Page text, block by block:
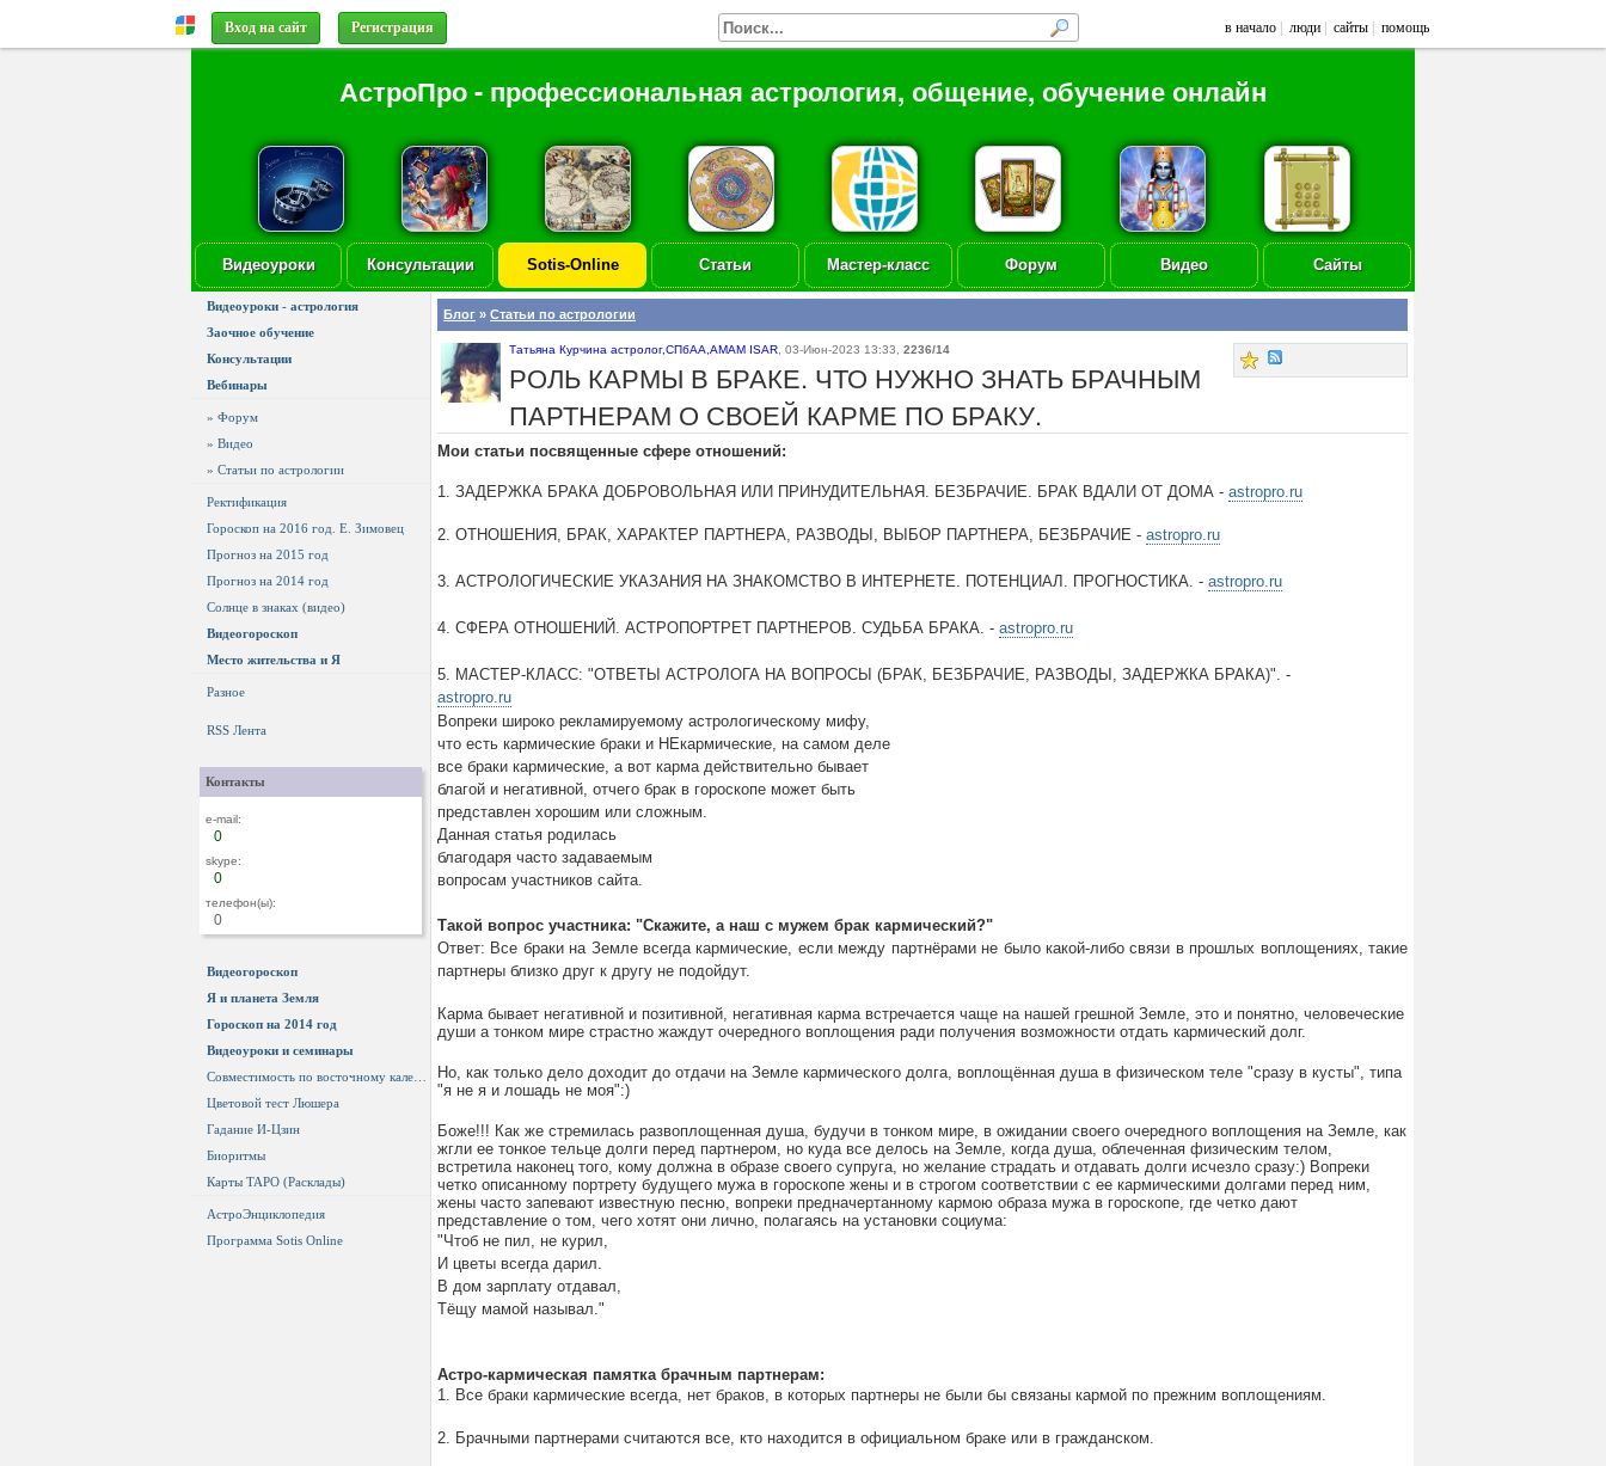
Вход на сайт Регистрация в начало люди сайты помощь
АстроПро - профессиональная астрология, общение, обучение онлайн
Видеоуроки Консультации Sotis-Online Статьи Мастер-класс Форум Видео Сайты
Видеоуроки - астрология
Заочное обучение
Консультации
Вебинары
» Форум
» Видео
» Статьи по астрологии
Ректификация
Гороскоп на 2016 год. Е. Зимовец
Прогноз на 2015 год
Прогноз на 2014 год
Солнце в знаках (видео)
Видеогороскоп
Место жительства и Я
Разное
RSS Лента
Контакты
e-mail:
0
skype:
0
телефон(ы):
0
Видеогороскоп
Я и планета Земля
Гороскоп на 2014 год
Видеоуроки и семинары
Цветовой тест Люшера
Гадание И-Цзин
Биоритмы
Карты ТАРО (Расклады)
АстроЭнциклопедия
Программа Sotis Online
Блог » Статьи по астрологии
Татьяна Курчина астролог,СПбАА,АМАМ ISAR 03-Июн-2023 13:33 2236/14
РОЛЬ КАРМЫ В БРАКЕ. ЧТО НУЖНО ЗНАТЬ БРАЧНЫМ
ПАРТНЕРАМ О СВОЕЙ КАРМЕ ПО БРАКУ.
Мои статьи посвященные сфере отношений:
1. ЗАДЕРЖКА БРАКА ДОБРОВОЛЬНАЯ ИЛИ ПРИНУДИТЕЛЬНАЯ. БЕЗБРАЧИЕ. БРАК ВДАЛИ ОТ ДОМА - astropro.ru
2. ОТНОШЕНИЯ, БРАК, ХАРАКТЕР ПАРТНЕРА, РАЗВОДЫ, ВЫБОР ПАРТНЕРА, БЕЗБРАЧИЕ - astropro.ru
3. АСТРОЛОГИЧЕСКИЕ УКАЗАНИЯ НА ЗНАКОМСТВО В ИНТЕРНЕТЕ. ПОТЕНЦИАЛ. ПРОГНОСТИКА. - astropro.ru
4. СФЕРА ОТНОШЕНИЙ. АСТРОПОРТРЕТ ПАРТНЕРОВ. СУДЬБА БРАКА. - astropro.ru
5. МАСТЕР-КЛАСС: "ОТВЕТЫ АСТРОЛОГА НА ВОПРОСЫ (БРАК, БЕЗБРАЧИЕ, РАЗВОДЫ, ЗАДЕРЖКА БРАКА)". -
astropro.ru
Вопреки широко рекламируемому астрологическому мифу,
что есть кармические браки и НЕкармические, на самом деле
все браки кармические, а вот карма действительно бывает
благой и негативной, отчего брак в гороскопе может быть
представлен хорошим или сложным.
Данная статья родилась
благодаря часто задаваемым
вопросам участников сайта.
Такой вопрос участника: "Скажите, а наш с мужем брак кармический?"
Ответ: Все браки на Земле всегда кармические, если между партнёрами не было какой-либо связи в прошлых воплощениях, такие
партнеры близко друг к другу не подойдут.
Карма бывает негативной и позитивной, негативная карма встречается чаще на нашей грешной Земле, это и понятно, человеческие
души а тонком мире страстно жаждут очередного воплощения ради получения возможности отдать кармический долг.
Но, как только дело доходит до отдачи на Земле кармического долга, воплощённая душа в физическом теле "сразу в кусты", типа
"я не я и лошадь не моя":)
Боже!!! Как же стремилась развоплощенная душа, будучи в тонком мире, в ожидании своего очередного воплощения на Земле, как
жгли ее тонкое тельце долги перед партнером, но куда все делось на Земле, когда душа, облеченная физическим телом,
встретила наконец того, кому должна в образе своего супруга, но желание страдать и отдавать долги исчезло сразу:) Вопреки
четко описанному портрету будущего мужа в гороскопе жены и в строгом соответствии с ее кармическими долгами перед ним,
жены часто запевают известную песню, вопреки предначертанному кармою образа мужа в гороскопе, где четко дают
представление о том, чего хотят они лично, полагаясь на установки социума:
"Чтоб не пил, не курил,
И цветы всегда дарил.
В дом зарплату отдавал,
Тёщу мамой называл."
Астро-кармическая памятка брачным партнерам:
1. Все браки кармические всегда, нет браков, в которых партнеры не были бы связаны кармой по прежним воплощениям.
2. Брачными партнерами считаются все, кто находится в официальном браке или в гражданском.